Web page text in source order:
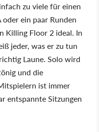
zu viele für einen
oder ein paar Runden
Killing Floor 2 ideal. In
jeder, was er zu tun
Laune. Solo wird
und die
ist immer
entspannte Sitzungen